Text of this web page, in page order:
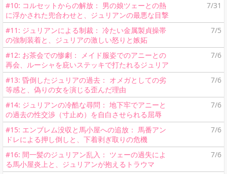
#10: コルセットからの解放： 男の娘ツェーとの熱
に浮かされた兜合わせと、ジュリアンの最悪な目撃
7/31
#11: ジュリアンによる制裁： 冷たい金属製貞操帯
の強制装着と、ジュリアの激しい怒りと嫉妬
7/5
#12: お茶会での惨劇： メイド服姿でのアニーとの
再会、ルーシャを庇いステッキで打たれるジュリア
7/6
#13: 昏倒したジュリアの過去： オメガとしての劣
等感と、偽りの女を演じる歪んだ理由
7/6
#14: ジュリアンの冷酷な尋問： 地下牢でアニーと
の過去の性交渉（寸止め）を自白させられる屈辱
7/6
#15: エンブレム没収と馬小屋への追放： 馬番アン
ドレによる押し倒しと、下着剥ぎ取りの危機
7/6
#16: 間一髪のジュリアン乱入： ツェーの過失によ
る馬小屋炎上と、ジュリアンが抱えるトラウマ
7/6